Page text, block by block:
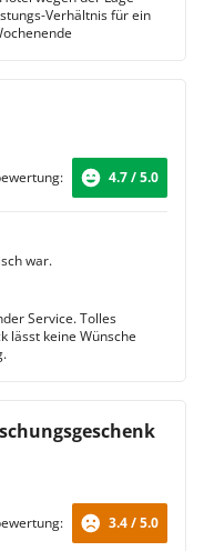
Verhältnis für ein
4.7 / 5.0
war.
Service. Tolles
lässt keine Wünsche
3.4 / 5.0